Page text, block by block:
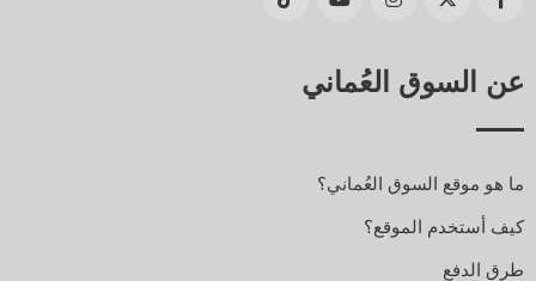
عن السوق العُماني
ما هو موقع السوق العُماني؟
كيف أستخدم الموقع؟
طرق الدفع